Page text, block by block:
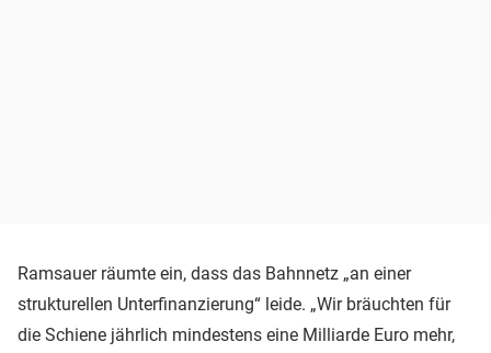
Ramsauer räumte ein, dass das Bahnnetz „an einer
strukturellen Unterfinanzierung“ leide. „Wir bräuchten für
die Schiene jährlich mindestens eine Milliarde Euro mehr,